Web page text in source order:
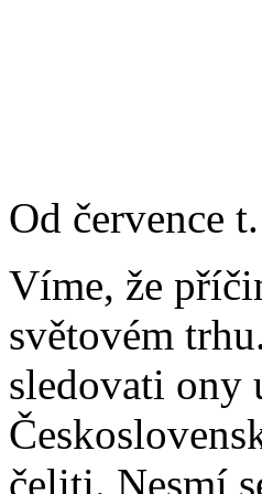
Od července
Víme, že
světovém
sledovati ony
čeliti. Nesmí